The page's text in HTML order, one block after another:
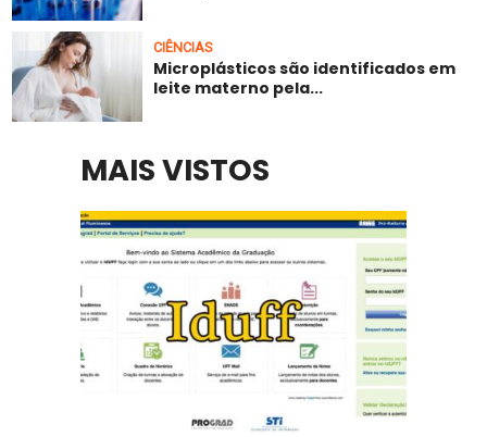
CIÊNCIAS
Microplásticos são identificados em
leite materno pela...
MAIS VISTOS